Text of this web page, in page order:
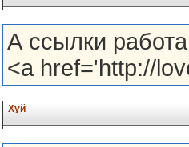
А ссылки
<a href='http://
Хуй